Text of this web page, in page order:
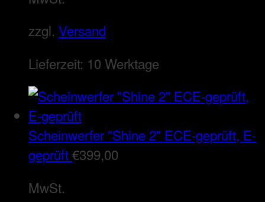
zzgl. Versand
Lieferzeit: 10 Werktage
Scheinwerfer "Shine 2" ECE-geprüft, E-
geprüft€399,00
MwSt.